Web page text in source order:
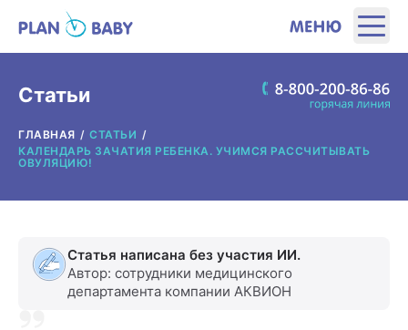
ПРОДУКТЫ
О ПРОИЗВОДИТЕЛЕ
Статьи
ГЛАВНАЯ
СТАТЬИ
КАЛЕНДАРЬ ЗАЧАТИЯ РЕБЕНКА. УЧИМСЯ РАССЧИТЫВАТЬ
ОВУЛЯЦИЮ!
Статья написана без участия ИИ.
Автор: сотрудники медицинского
департамента компании АКВИОН